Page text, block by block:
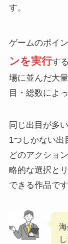
す。
ゲームのポイン
ンを実行す
場に並んだ大
目・総数によ
同じ出目が多
1つしかない出
どのアクショ
略的な選択と
できる作品です